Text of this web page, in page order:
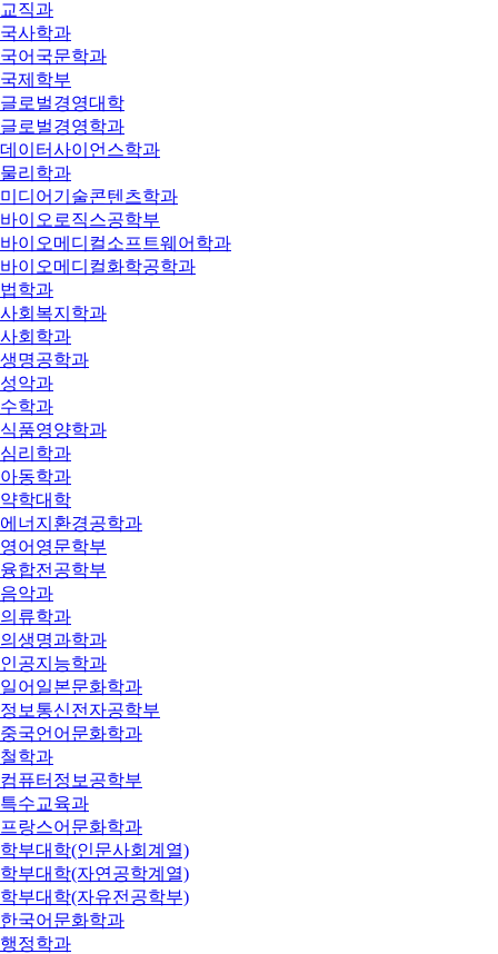
교직과
국사학과
국어국문학과
국제학부
글로벌경영대학
글로벌경영학과
데이터사이언스학과
물리학과
미디어기술콘텐츠학과
바이오로직스공학부
바이오메디컬소프트웨어학과
바이오메디컬화학공학과
법학과
사회복지학과
사회학과
생명공학과
성악과
수학과
식품영양학과
심리학과
아동학과
약학대학
에너지환경공학과
영어영문학부
융합전공학부
음악과
의류학과
의생명과학과
인공지능학과
일어일본문화학과
정보통신전자공학부
중국언어문화학과
철학과
컴퓨터정보공학부
특수교육과
프랑스어문화학과
학부대학(인문사회계열)
학부대학(자연공학계열)
학부대학(자유전공학부)
한국어문화학과
행정학과